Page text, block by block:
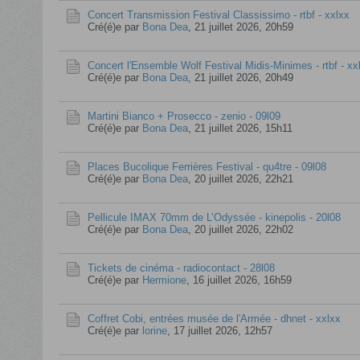
Concert Transmission Festival Classissimo - rtbf - xxlxx
Cré(é)e par Bona Dea, 21 juillet 2026, 20h59
Concert l'Ensemble Wolf Festival Midis-Minimes - rtbf -
Cré(é)e par Bona Dea, 21 juillet 2026, 20h49
Martini Bianco + Prosecco - zenio - 09l09
Cré(é)e par Bona Dea, 21 juillet 2026, 15h11
Places Bucolique Ferrières Festival - qu4tre - 09l08
Cré(é)e par Bona Dea, 20 juillet 2026, 22h21
Pellicule IMAX 70mm de L’Odyssée - kinepolis - 20l08
Cré(é)e par Bona Dea, 20 juillet 2026, 22h02
Tickets de cinéma - radiocontact - 28l08
Cré(é)e par Hermione, 16 juillet 2026, 16h59
Coffret Cobi, entrées musée de l'Armée - dhnet - xxlxx
Cré(é)e par lorine, 17 juillet 2026, 12h57